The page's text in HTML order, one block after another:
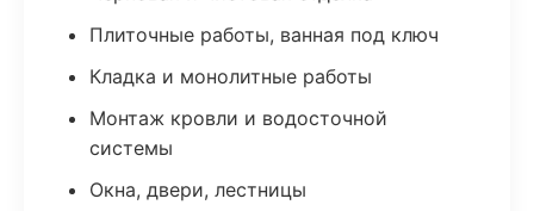
Плиточные работы, ванная под ключ
Кладка и монолитные работы
Монтаж кровли и водосточной
системы
Окна, двери, лестницы